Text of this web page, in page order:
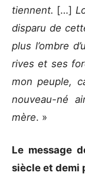
tiennent. […]
disparu de
plus l’ombre
rives et ses
mon peuple,
nouveau-né
mère. »
Le message
siècle et demi